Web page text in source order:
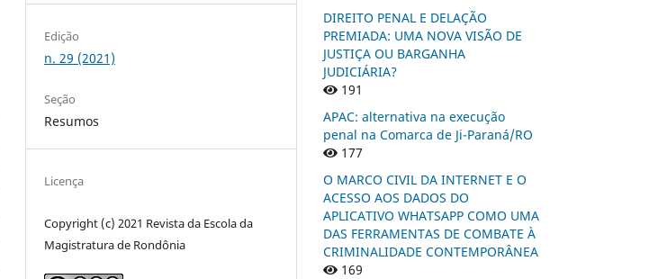
Edição
n. 29 (2021)
Seção
Resumos
Licença
Copyright (c) 2021 Revista da Escola da
Magistratura de Rondônia
DIREITO PENAL E DELAÇÃO
PREMIADA: UMA NOVA VISÃO DE
JUSTIÇA OU BARGANHA
JUDICIÁRIA?
191
APAC: alternativa na execução
penal na Comarca de Ji-Paraná/RO
177
O MARCO CIVIL DA INTERNET E O
ACESSO AOS DADOS DO
APLICATIVO WHATSAPP COMO UMA
DAS FERRAMENTAS DE COMBATE À
CRIMINALIDADE CONTEMPORÂNEA
169